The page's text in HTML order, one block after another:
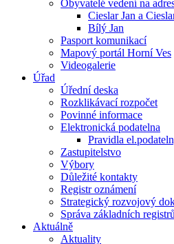
Obyvatelé vedení na
Cieslar Jan a
Bílý Jan
Pasport komunikací
Mapový portál Horní Ves
Videogalerie
Úřad
Úřední deska
Rozklikávací rozpočet
Povinné informace
Elektronická podatelna
Pravidla
Zastupitelstvo
Výbory
Důležité kontakty
Registr oznámení
Strategický rozvojový
Správa základních registrů
Aktuálně
Aktuality